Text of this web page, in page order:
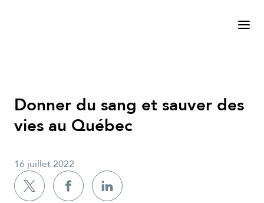
Donner du sang et sauver des
vies au Québec
16 juillet 2022